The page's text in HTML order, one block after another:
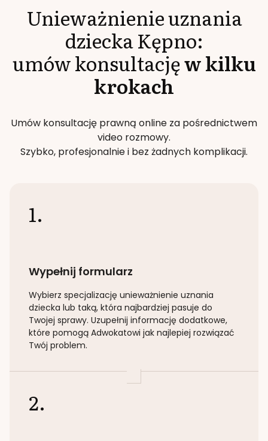
Unieważnienie uznania
dzieckaKępno:
umów konsultacjęw kilku
krokach
Umów konsultację prawną online za pośrednictwem
video rozmowy.
Szybko, profesjonalnie i bez żadnych komplikacji.
1.
Wypełnij formularz
Wybierz specjalizację unieważnienie uznania
dziecka lub taką, która najbardziej pasuje do
Twojej sprawy. Uzupełnij informację dodatkowe,
które pomogą Adwokatowi jak najlepiej rozwiązać
Twój problem.
2.